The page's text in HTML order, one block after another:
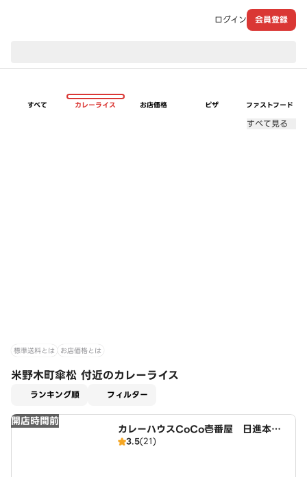
ログイン 会員登録
すべて カレーライス お店価格 ピザ ファストフード
すべて見る
標準送料とは お店価格とは
米野木町傘松 付近のカレーライス
ランキング順 フィルター
開店時間前
カレーハウスCoCo壱番屋 日進本郷
町店（SD）
3.5(21)